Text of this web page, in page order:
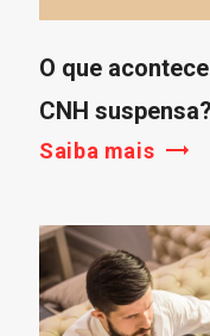
O que
CNH suspensa?
Saiba mais